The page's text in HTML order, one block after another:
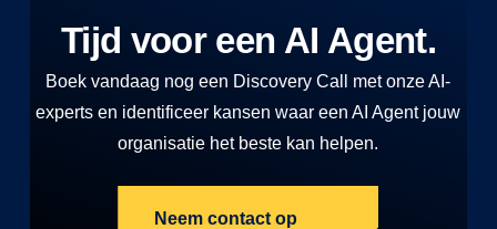
Tijd voor een AI Agent.
Boek vandaag nog een Discovery Call met onze AI-
experts en identificeer kansen waar een AI Agent jouw
organisatie het beste kan helpen.
Neem contact op